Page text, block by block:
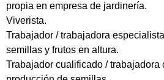
propia en empresa de jardinería.
Viverista.
Trabajador / trabajadora
semillas y frutos en altura.
Trabajador cualificado / trabajadora